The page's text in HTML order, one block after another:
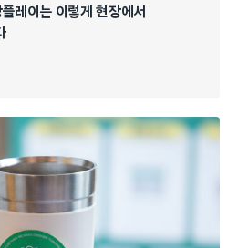
레이는 이렇게 현장에서